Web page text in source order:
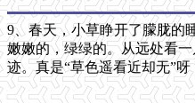
9、春天，小草睁开了朦胧的
嫩嫩的，绿绿的。从远处看
迹。真是“草色遥看近却无”呀